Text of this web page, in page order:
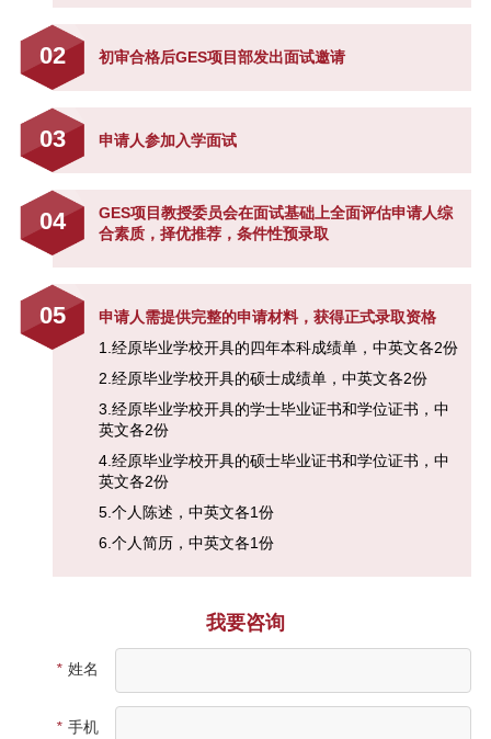
02 初审合格后GES项目部发出面试邀请
03 申请人参加入学面试
04
GES项目教授委员会在面试基础上全面评估申请人综
合素质，择优推荐，条件性预录取
05
申请人需提供完整的申请材料，获得正式录取资格
1.经原毕业学校开具的四年本科成绩单，中英文各2份
2.经原毕业学校开具的硕士成绩单，中英文各2份
3.经原毕业学校开具的学士毕业证书和学位证书，中
英文各2份
4.经原毕业学校开具的硕士毕业证书和学位证书，中
英文各2份
5.个人陈述，中英文各1份
6.个人简历，中英文各1份
我要咨询
* 姓名
* 手机
“SAIF金融E沙龙——新资本格局下
的市值管理与创新”报名启动
2015 SAIF金融E沙龙“新经济转型
期的投资策略与财富管理展望”报名
启动-5月14日/上海